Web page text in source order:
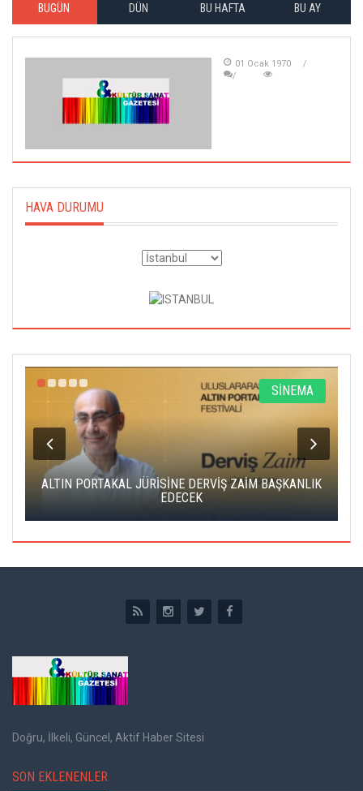
BUGÜN DÜN BU HAFTA BU AY
01 Ocak 1970
HAVA DURUMU
SİNEMA
ALTIN PORTAKAL JÜRİSİNE DERVİŞ ZAİM BAŞKANLIK
EDECEK
Doğru, İlkeli, Güncel, Aktif Haber Sitesi
SON EKLENENLER